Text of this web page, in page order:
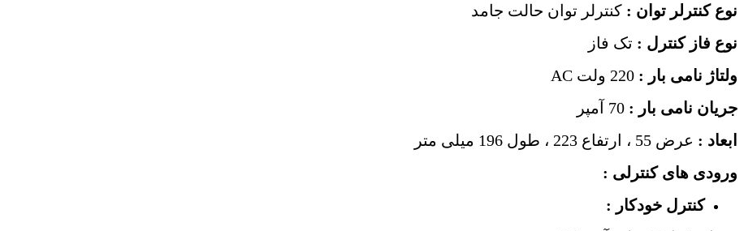
نوعکنترلر توان : کنترلر توان حالت جامد
نوع فاز کنترل : تک فاز
ولتاژ نامی بار :
جریان نامی بار :
ابعاد : عرض 55 ، ارتفاع 223 ، طول 196 میلی متر
ورودی های کنترلی :
کنترل خودکار :